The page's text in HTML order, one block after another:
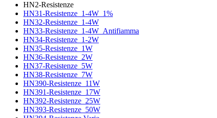
HN2-Resistenze
HN31-Resistenze_1-4W_1%
HN32-Resistenze_1-4W
HN33-Resistenze_1-4W_Antifiamma
HN34-Resistenze_1-2W
HN35-Resistenze_1W
HN36-Resistenze_2W
HN37-Resistenze_5W
HN38-Resistenze_7W
HN390-Resistenze_11W
HN391-Resistenze_17W
HN392-Resistenze_25W
HN393-Resistenze_50W